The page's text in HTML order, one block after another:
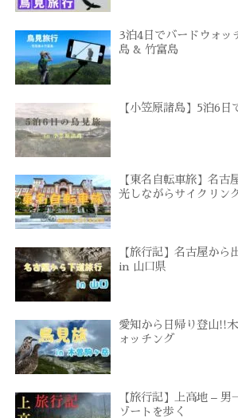
3泊4日でバードウォ
島 & 竹富島
【小笠原諸島】5泊6日
【東名自転車旅】名古
光しながらサイクリン
【旅行記】名古屋から
in 山口県
愛知から日帰り登山!!
ォッチング
【旅行記】上高地 – 男
ゾートを歩く